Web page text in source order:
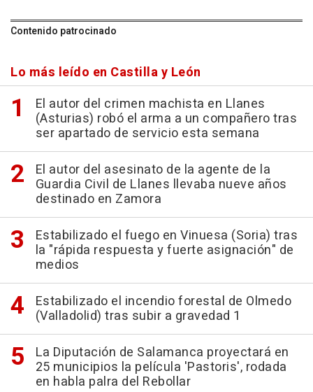
Contenido patrocinado
Lo más leído en Castilla y León
El autor del crimen machista en Llanes
(Asturias) robó el arma a un compañero tras
ser apartado de servicio esta semana
El autor del asesinato de la agente de la
Guardia Civil de Llanes llevaba nueve años
destinado en Zamora
Estabilizado el fuego en Vinuesa (Soria) tras
la "rápida respuesta y fuerte asignación" de
medios
Estabilizado el incendio forestal de Olmedo
(Valladolid) tras subir a gravedad 1
La Diputación de Salamanca proyectará en
25 municipios la película 'Pastoris', rodada
en habla palra del Rebollar